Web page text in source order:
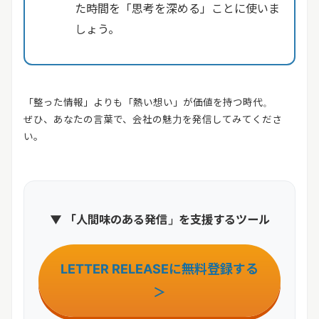
た時間を「思考を深める」ことに使いま
しょう。
「整った情報」よりも「熱い想い」が価値を持つ時代。
ぜひ、あなたの言葉で、会社の魅力を発信してみてくださ
い。
▼ 「人間味のある発信」を支援するツール
LETTER RELEASEに無料登録する
＞